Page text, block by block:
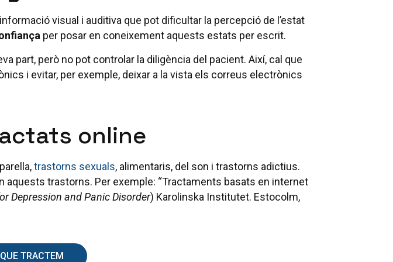
visual i auditiva que pot dificultar la percepció de l’estat
per posar en coneixement aquests estats per escrit.
part, però no pot controlar la diligència del pacient. Així, cal que
i evitar, per exemple, deixar a la vista els correus electrònics
online
trastorns sexuals, alimentaris, del son i trastorns adictius.
aquests trastorns. Per exemple: “Tractaments basats en internet
Depression and Panic Disorder) Karolinska Institutet. Estocolm,
TRACTEM